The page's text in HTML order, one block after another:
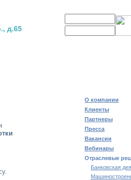
д.65
О компании
Клиенты
Партнеры
Пресса
Вакансии
Вебинары
Отраслевые
Банковская